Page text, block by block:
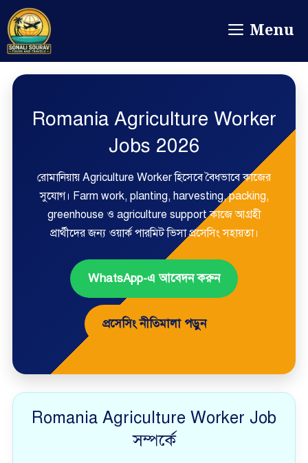
Menu
Romania Agriculture Worker
Jobs 2026
রোমানিয়ায় Agriculture Worker হিসেবে বৈধভাবে কাজের
সুযোগ। Farm work, planting, harvesting, packing,
greenhouse ও agriculture support কাজে আগ্রহী
প্রার্থীদের জন্য ওয়ার্ক পারমিট ভিসা প্রসেসিং সহায়তা।
WhatsApp-এ আবেদন করুন
প্রসেসিং নীতিমালা পড়ুন
Romania Agriculture Worker Job
সম্পর্কে